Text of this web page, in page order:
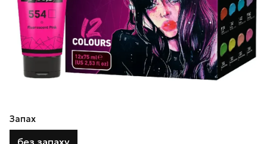
Запах
без запаху